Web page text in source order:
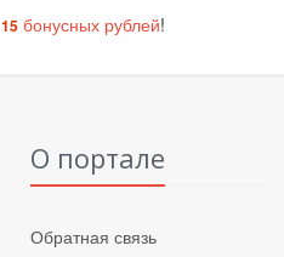
15 бонусных рублей!
О портале
Обратная связь